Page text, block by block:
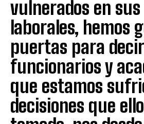
vulnerados en
laborales, hemos
puertas para
funcionarios y
que estamos
decisiones que